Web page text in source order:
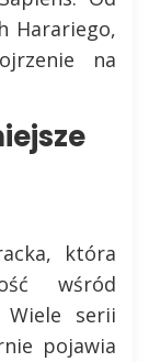
Harariego,
na
która
wśród
Wiele serii
pojawia